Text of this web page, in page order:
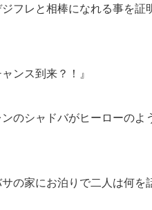
フレと相棒になれる事を証
ンス到来？！』
のシャドバがヒーローのよ
の家にお泊りで二人は何を